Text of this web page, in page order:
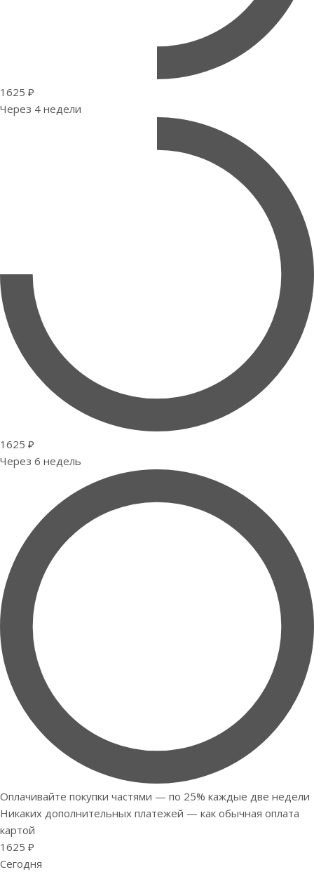
1625 ₽
Через 4 недели
1625 ₽
Через 6 недель
Оплачивайте покупки частями — по 25% каждые две недели
Никаких дополнительных платежей — как обычная оплата
картой
1625 ₽
Сегодня